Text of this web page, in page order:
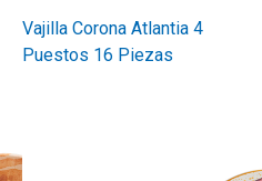
Vajilla Corona Atlantia 4
Puestos 16 Piezas